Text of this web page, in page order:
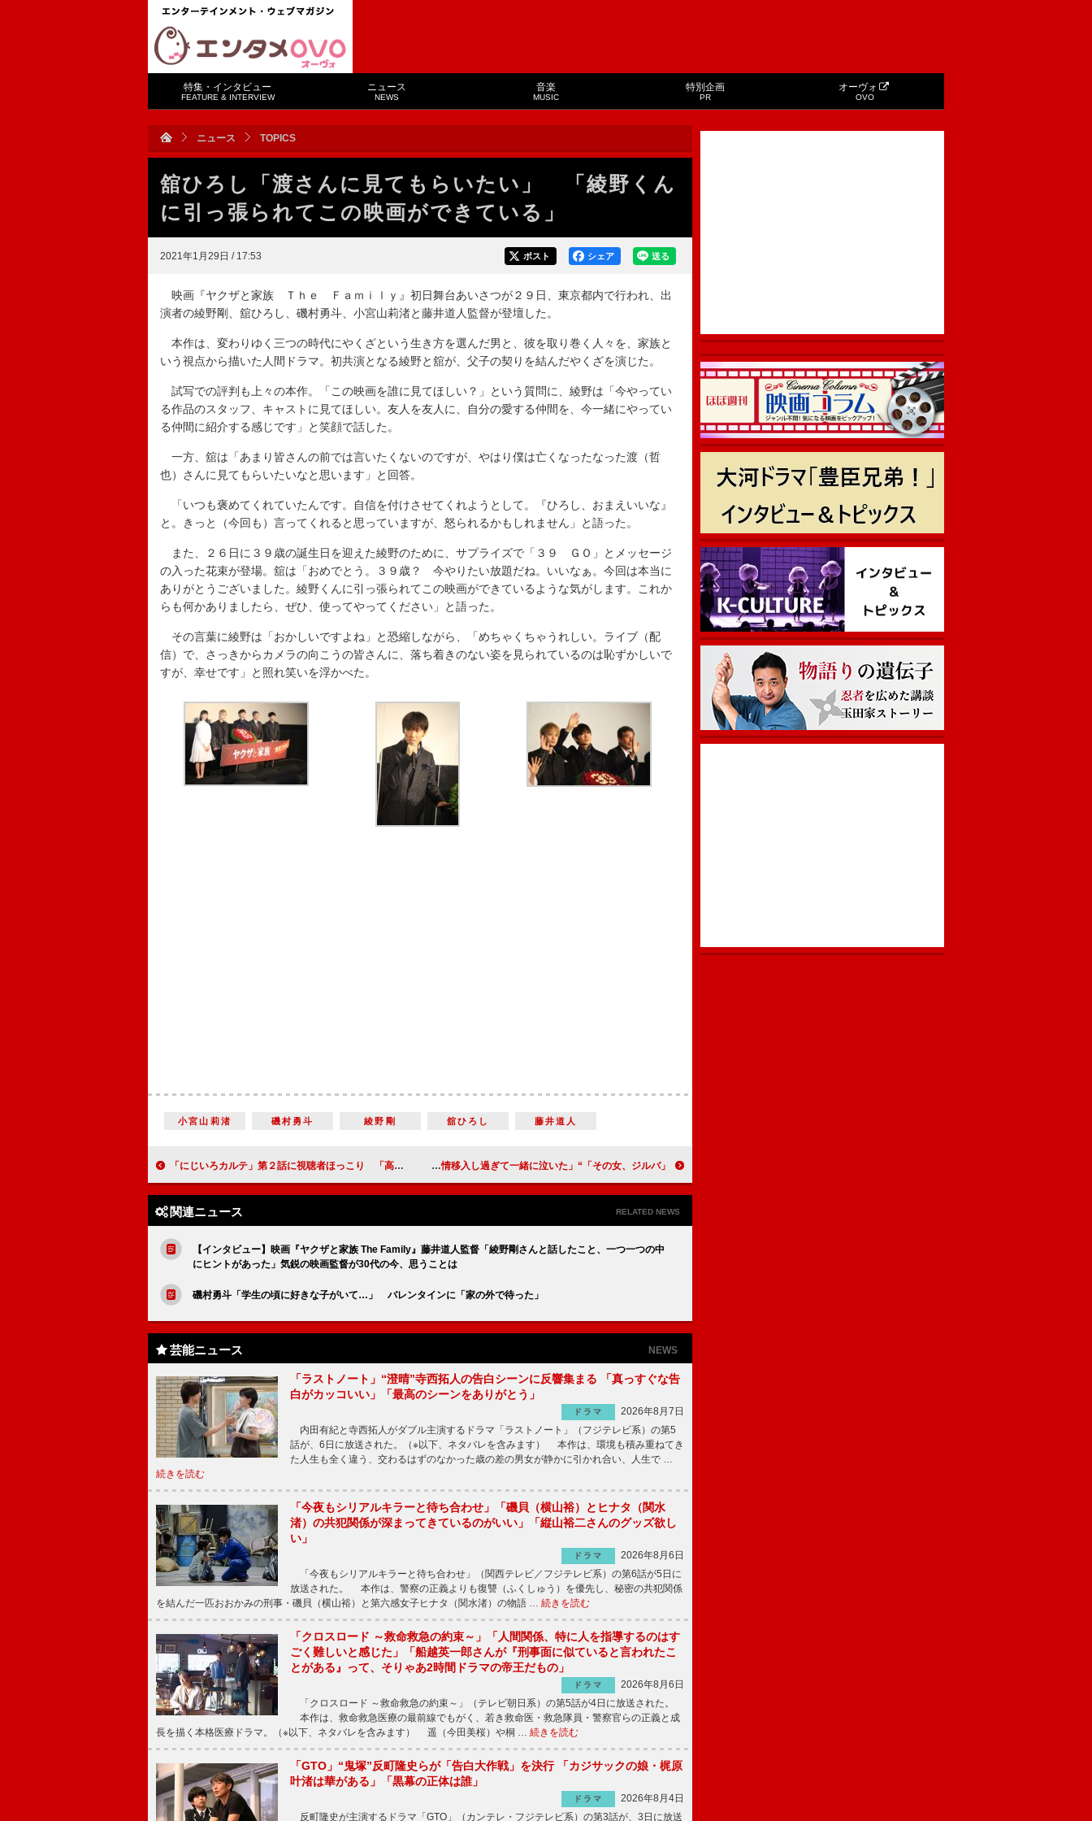
特集・インタビュー
FEATURE & INTERVIEW
ニュース
NEWS
音楽
MUSIC
特別企画
PR
オーヴォ
OVO
ニュース TOPICS
舘ひろし「渡さんに見てもらいたい」 「綾野くん
に引っ張られてこの映画ができている」
2021年1月29日 / 17:53 送る
シェア
ポスト
映画『ヤクザと家族 Ｔｈｅ Ｆａｍｉｌｙ』初日舞台あいさつが２９日、東京都内で行われ、出
演者の綾野剛、舘ひろし、磯村勇斗、小宮山莉渚と藤井道人監督が登壇した。
本作は、変わりゆく三つの時代にやくざという生き方を選んだ男と、彼を取り巻く人々を、家族と
いう視点から描いた人間ドラマ。初共演となる綾野と舘が、父子の契りを結んだやくざを演じた。
試写での評判も上々の本作。「この映画を誰に見てほしい？」という質問に、綾野は「今やってい
る作品のスタッフ、キャストに見てほしい。友人を友人に、自分の愛する仲間を、今一緒にやってい
る仲間に紹介する感じです」と笑顔で話した。
一方、舘は「あまり皆さんの前では言いたくないのですが、やはり僕は亡くなったなった渡（哲
也）さんに見てもらいたいなと思います」と回答。
「いつも褒めてくれていたんです。自信を付けさせてくれようとして。『ひろし、おまえいいな』
と。きっと（今回も）言ってくれると思っていますが、怒られるかもしれません」と語った。
また、２６日に３９歳の誕生日を迎えた綾野のために、サプライズで「３９ ＧＯ」とメッセージ
の入った花束が登場。舘は「おめでとう。３９歳？ 今やりたい放題だね。いいなぁ。今回は本当に
ありがとうございました。綾野くんに引っ張られてこの映画ができているような気がします。これか
らも何かありましたら、ぜひ、使ってやってください」と語った。
その言葉に綾野は「おかしいですよね」と恐縮しながら、「めちゃくちゃうれしい。ライブ（配
信）で、さっきからカメラの向こうの皆さんに、落ち着きのない姿を見られているのは恥ずかしいで
すが、幸せです」と照れ笑いを浮かべた。
小宮山莉渚 磯村勇斗 綾野剛 舘ひろし 藤井道人
「にじいろカルテ」第２話に視聴者ほっこり 「高畑充希＆北村匠海＆井浦新のじゃれ合いがいい」 「その女、ジルバ」“スミレ”江口のりこの涙に反響 「感情移入し過ぎて一緒に泣いた」
関連ニュース RELATED NEWS
【インタビュー】映画『ヤクザと家族 The Family』藤井道人監督「綾野剛さんと話したこと、一つ一つの中
にヒントがあった」気鋭の映画監督が30代の今、思うことは
磯村勇斗「学生の頃に好きな子がいて…」 バレンタインに「家の外で待った」
芸能ニュース NEWS
「ラストノート」“澄晴”寺西拓人の告白シーンに反響集まる 「真っすぐな告
白がカッコいい」「最高のシーンをありがとう」
ドラマ
2026年8月7日
内田有紀と寺西拓人がダブル主演するドラマ「ラストノート」（フジテレビ系）の第5
話が、6日に放送された。（※以下、ネタバレを含みます） 本作は、環境も積み重ねてき
た人生も全く違う、交わるはずのなかった歳の差の男女が静かに引かれ合い、人生で …
続きを読む
「今夜もシリアルキラーと待ち合わせ」「磯貝（横山裕）とヒナタ（関水
渚）の共犯関係が深まってきているのがいい」「縦山裕二さんのグッズ欲し
い」
ドラマ
2026年8月6日
「今夜もシリアルキラーと待ち合わせ」（関西テレビ／フジテレビ系）の第6話が5日に
放送された。 本作は、警察の正義よりも復讐（ふくしゅう）を優先し、秘密の共犯関係
を結んだ一匹おおかみの刑事・磯貝（横山裕）と第六感女子ヒナタ（関水渚）の物語 … 続きを読む
「クロスロード ～救命救急の約束～」「人間関係、特に人を指導するのはす
ごく難しいと感じた」「船越英一郎さんが『刑事面に似ていると言われたこ
とがある』って、そりゃあ2時間ドラマの帝王だもの」
ドラマ
2026年8月6日
「クロスロード ～救命救急の約束～」（テレビ朝日系）の第5話が4日に放送された。
本作は、救命救急医療の最前線でもがく、若き救命医・救急隊員・警察官らの正義と成
長を描く本格医療ドラマ。（※以下、ネタバレを含みます） 遥（今田美桜）や桐 … 続きを読む
「GTO」“鬼塚”反町隆史らが「告白大作戦」を決行 「カジサックの娘・梶原
叶渚は華がある」「黒幕の正体は誰」
ドラマ
2026年8月4日
反町隆史が主演するドラマ「GTO」（カンテレ・フジテレビ系）の第3話が、3日に放送